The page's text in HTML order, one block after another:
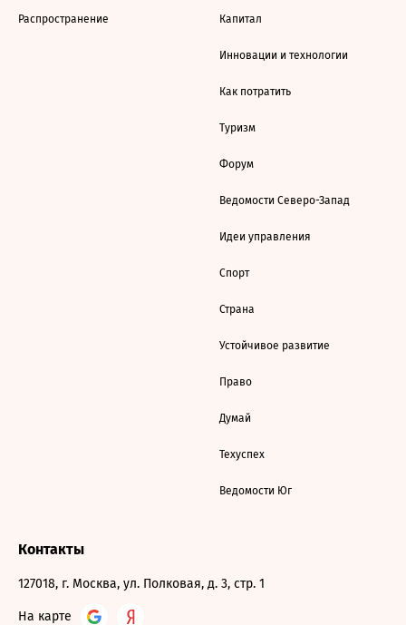
Распространение Капитал
Инновации и технологии
Как потратить
Туризм
Форум
Ведомости Северо-Запад
Идеи управления
Спорт
Страна
Устойчивое развитие
Право
Думай
Техуспех
Ведомости Юг
Контакты
127018, г. Москва, ул. Полковая, д. 3, стр. 1
На карте